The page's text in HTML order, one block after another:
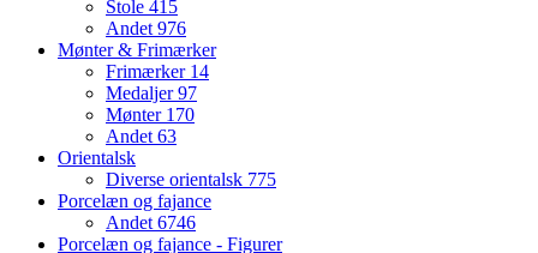
Stole 415
Andet976
Mønter & Frimærker
Frimærker 14
Medaljer97
Mønter 170
Andet63
Orientalsk
Diverse orientalsk 775
Porcelæn og fajance
Andet6746
Porcelæn og fajance - Figurer